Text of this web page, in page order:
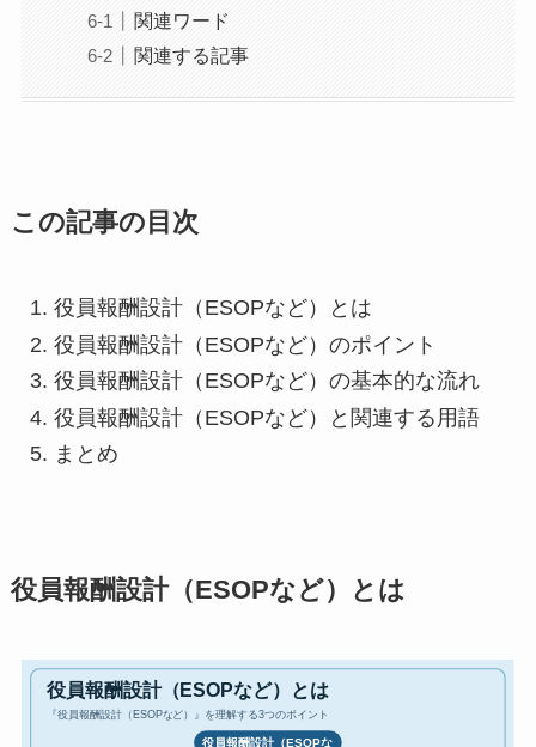
関連ワード
関連する記事
この記事の目次
役員報酬設計（ESOPなど）とは
役員報酬設計（ESOPなど）のポイント
役員報酬設計（ESOPなど）の基本的な流れ
役員報酬設計（ESOPなど）と関連する用語
まとめ
役員報酬設計（ESOPなど）とは